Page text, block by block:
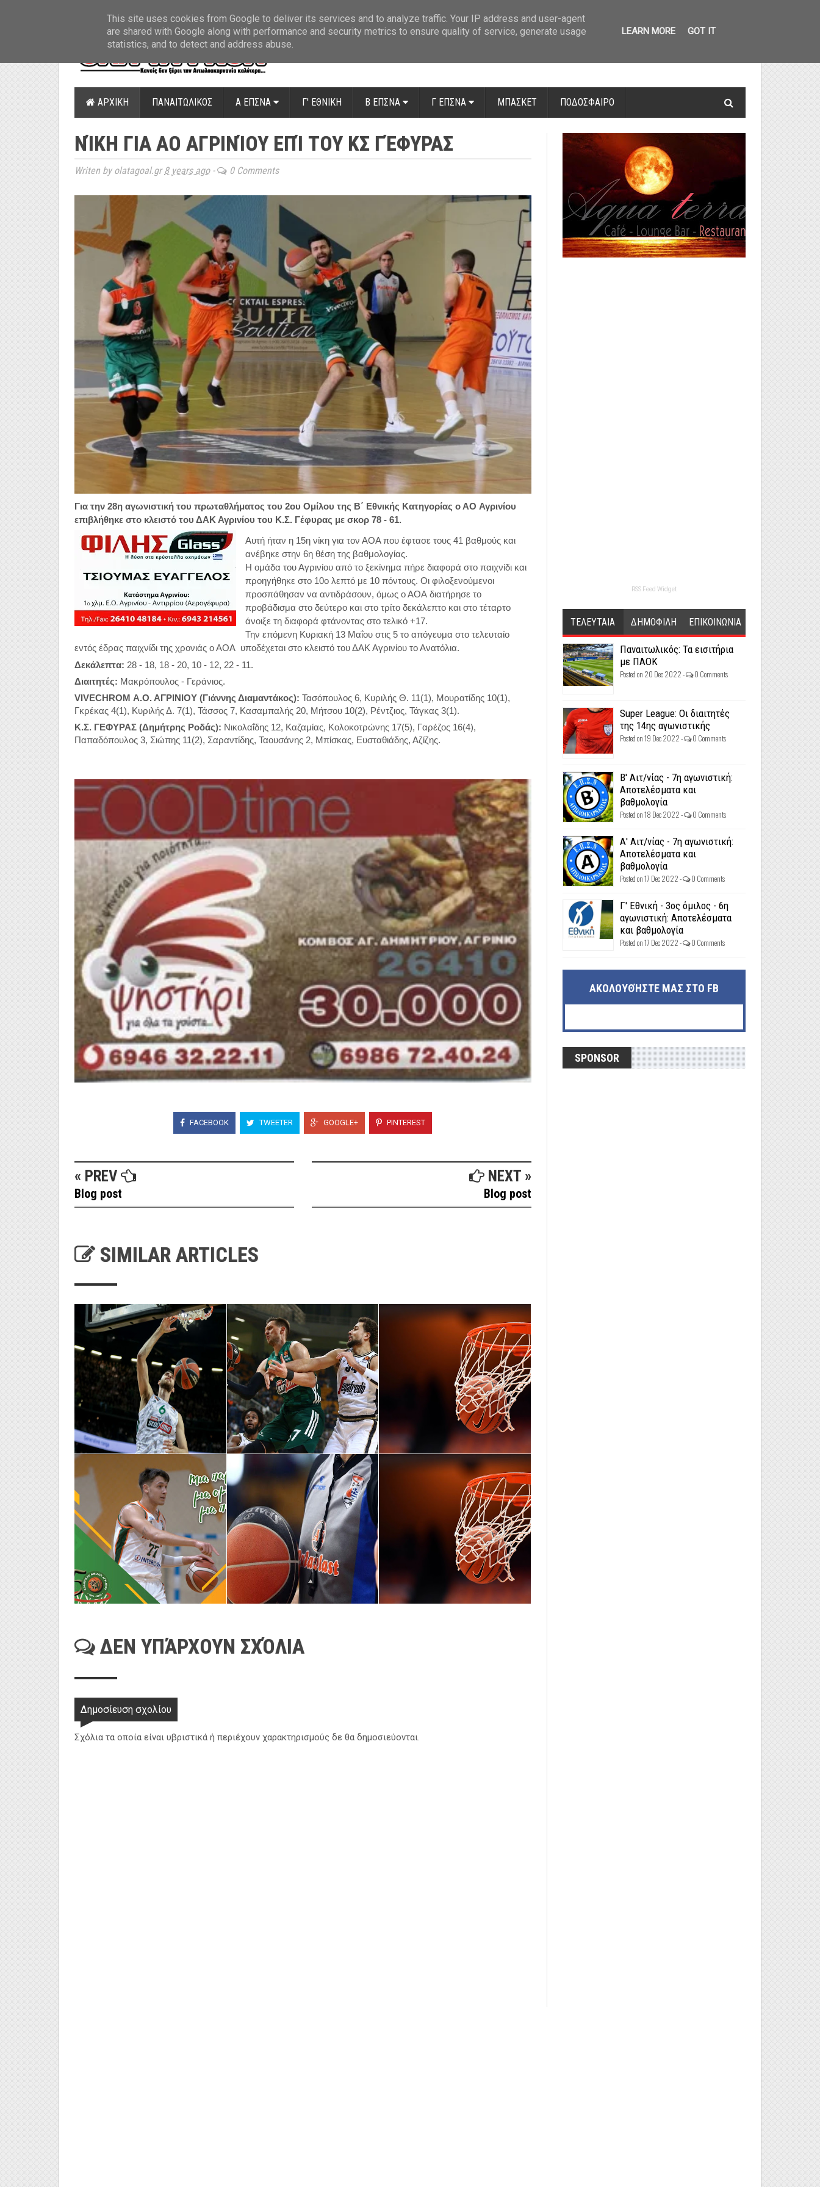
ΑΡΧΙΚΗ ΠΑΝΑΙΤΩΛΙΚΟΣ Α ΕΠΣΝΑ Γ' ΕΘΝΙΚΗ Β ΕΠΣΝΑ Γ ΕΠΣΝΑ ΜΠΑΣΚΕΤ ΠΟΔΟΣΦΑΙΡΟ
ΝΊΚΗ ΓΙΑ ΑΟ ΑΓΡΙΝΊΟΥ ΕΠΊ ΤΟΥ ΚΣ ΓΈΦΥΡΑΣ
Writen by olatagoal.gr8 years ago- 0 Comments
Για την 28η αγωνιστική του πρωταθλήματος του 2ου Ομίλου της Β΄ Εθνικής Κατηγορίας o AO Αγρινίου
επιβλήθηκε στο κλειστό του ΔΑΚ Αγρινίου του Κ.Σ. Γέφυρας με σκορ 78 - 61.
Αυτή ήταν η 15η νίκη για τον ΑΟΑ που έφτασε τους 41 βαθμούς και
ανέβηκε στην 6η θέση της βαθμολογίας.
Η ομάδα του Αγρινίου από το ξεκίνημα πήρε διαφορά στο παιχνίδι και
προηγήθηκε στο 10ο λεπτό με 10 πόντους. Οι φιλοξενούμενοι
προσπάθησαν να αντιδράσουν, όμως ο ΑΟΑ διατήρησε το
προβάδισμα στο δεύτερο και στο τρίτο δεκάλεπτο και στο τέταρτο
άνοιξε τη διαφορά φτάνοντας στο τελικό +17.
Την επόμενη Κυριακή 13 Μαΐου στις 5 το απόγευμα στο τελευταίο
εντός έδρας παιχνίδι της χρονιάς ο ΑΟΑ υποδέχεται στο κλειστό του ΔΑΚ Αγρινίου το Ανατόλια.
Δεκάλεπτα: 28 - 18, 18 - 20, 10 - 12, 22 - 11.
Διαιτητές: Μακρόπουλος - Γεράνιος.
VIVECHROM Α.Ο. ΑΓΡΙΝΙΟΥ (Γιάννης Διαμαντάκος): Τασόπουλος 6, Κυριλής Θ. 11(1), Μουρατίδης 10(1),
Γκρέκας 4(1), Κυριλής Δ. 7(1), Τάσσος 7, Κασαμπαλής 20, Μήτσου 10(2), Ρέντζιος, Τάγκας 3(1).
Κ.Σ. ΓΕΦΥΡΑΣ (Δημήτρης Ροδάς): Νικολαΐδης 12, Καζαμίας, Κολοκοτρώνης 17(5), Γαρέζος 16(4),
Παπαδόπουλος 3, Σιώπης 11(2), Σαραντίδης, Ταουσάνης 2, Μπίσκας, Ευσταθιάδης, Αζίζης.
FACEBOOK TWEETER GOOGLE+ PINTEREST
« PREV
Blog post
NEXT »
Blog post
SIMILAR ARTICLES
ΔΕΝ ΥΠΆΡΧΟΥΝ ΣΧΌΛΙΑ
Δημοσίευση σχολίου
Σχόλια τα οποία είναι υβριστικά ή περιέχουν χαρακτηρισμούς δε θα δημοσιεύονται.
RSS Feed Widget
ΤΕΛΕΥΤΑΙΑ ΔΗΜΟΦΙΛΗ ΕΠΙΚΟΙΝΩΝΙΑ
Παναιτωλικός: Τα εισιτήρια
με ΠΑΟΚ
Posted on 20 Dec 2022 - 0 Comments
Super League: Οι διαιτητές
της 14ης αγωνιστικής
Posted on 19 Dec 2022 - 0 Comments
Β' Αιτ/νίας - 7η αγωνιστική:
Αποτελέσματα και
βαθμολογία
Posted on 18 Dec 2022 - 0 Comments
Α' Αιτ/νίας - 7η αγωνιστική:
Αποτελέσματα και
βαθμολογία
Posted on 17 Dec 2022 - 0 Comments
Γ' Εθνική - 3ος όμιλος - 6η
αγωνιστική: Αποτελέσματα
και βαθμολογία
Posted on 17 Dec 2022 - 0 Comments
ΑΚΟΛΟΥΘΉΣΤΕ ΜΑΣ ΣΤΟ FB
SPONSOR
This site uses cookies from Google to deliver its services and to analyze traffic. Your IP address and user-agent
are shared with Google along with performance and security metrics to ensure quality of service, generate usage
statistics, and to detect and address abuse.
LEARN MORE GOT IT